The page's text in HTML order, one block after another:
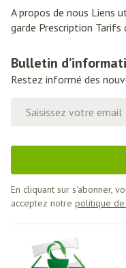
A propos de nous Liens
garde Prescription Tarifs
Bulletin
Restez informé des
En cliquant sur s'abonner,
acceptez notre politique